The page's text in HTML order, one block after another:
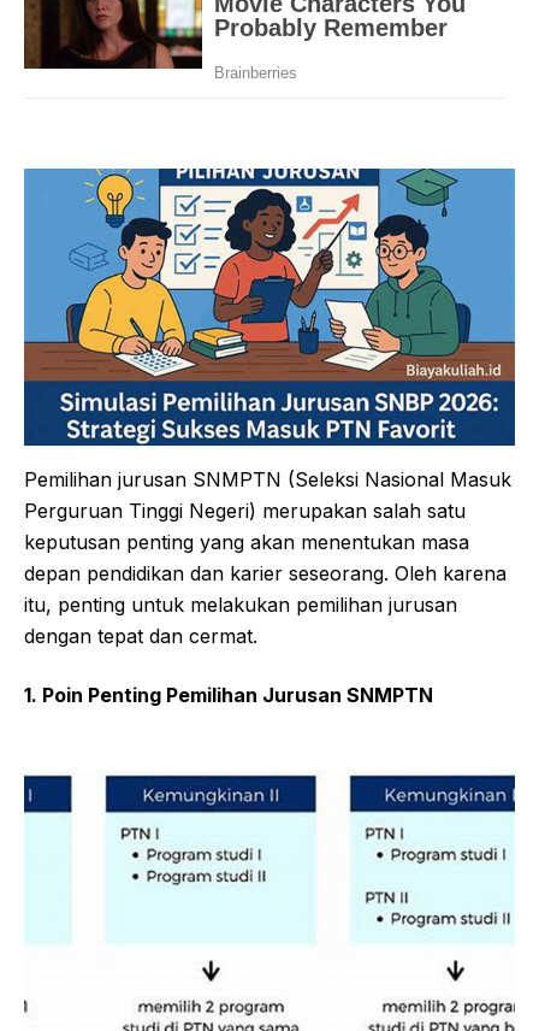
Pemilihan jurusan SNMPTN (Seleksi Nasional Masuk
Perguruan Tinggi Negeri) merupakan salah satu
keputusan penting yang akan menentukan masa
depan pendidikan dan karier seseorang. Oleh karena
itu, penting untuk melakukan pemilihan jurusan
dengan tepat dan cermat.
1. Poin Penting Pemilihan Jurusan SNMPTN